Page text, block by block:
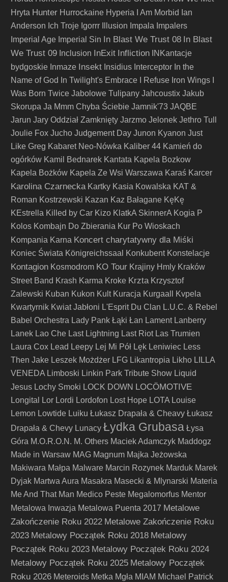
Hryta Hunter Hurrockaine Hyperia I Am Morbid Ian
Anderson Ich Troje Igorrr Illusion Impala Impalers
Imperial Age Imperial Sin In Blast We Trust 08 In Blast
We Trust 09 Inclusion InExit Infliction INKantacje
bydgoskie Inmaze Insekt Insidius Interceptor In the
Name of God
In Twilight's Embrace I Refuse Iron Wings
Was Born Twice Jabolowe Tulipany Jahcoustix Jakub
Skorupa Ja Mmm Chyba Ściebie Jamnik'73 JAQBE
Jarun Jary Oddział Zamknięty Jarzmo Jelonek Jethro Tull
Joulie Fox Jucho Judgement Day Junon Kyanon Just
Like Greg Kabaret Neo-Nówka Kaliber 44 Kamień do
ogórków Kamil Bednarek Kantata Kapela Bozkow
Kapela Bożków Kapela Ze Wsi Warszawa Karaś Karcer
Karolina Czarnecka Kartky Kasia Kowalska KAT &
Roman Kostrzewski Kazan Kaz Bałagane KęKę
KEstrella Killed by Car Kizo KlatkA SkinnerA Kogia P
Kolos Kombajn Do Zbierania Kur Po Wioskach
Kompania Karna Koncert charytatywny dla Miśki
Koniec Świata Königreichssaal Konkubent Konstelacje
Kontagion Kosmodrom KO Tour Krajiny Hmly Kraków
Street Band Krash Karma Kroke Krzta Krzysztof
Zalewski Kuban Kukon Kult Kuracja Kurgaall
Kvpela
Kwartyrnik Kwiat Jabłoni L'Esprit Du Clan L.U.C. & Rebel
Babel Orchestra Lady Pank Łąki Łan Lament Lanberry
Lanek Lao Che Last Lightning Last Riot Las Trumien
Laura Cox Lead Leepy Lej Mi Pół Lęk Leniwiec Less
Then Jake Leszek Możdżer LFG Likantropia Likho LILLA
VENEDA Limboski Linkin Park Tribute Show Liquid
Jesus Lochy Smoki LOCK DOWN LOCÖMOTIVE
Longital Lor Lordi Lordofon Lost Hope LOTA Louise
Lemon Lowtide Luiku Łukasz Drapała & Cheavy Łukasz
Drapała & Chevy Lunacy Łydka Grubasa Łysa
Góra M.O.R.O.N. M. Others Maciek Adamczyk Maddogz
Made in Warsaw MAG Magnum Majka Jeżowska
Makiwara Małpa Malware Marcin Rozynek Marduk Marek
Dyjak Martwa Aura Masakra Masecki & Mlynarski Materia
Me And That Man Medico Peste Megalomorfus Mentor
Metalowa Inwazja Metalowa Puenta 2017 Metalowe
Zakończenie Roku 2022 Metalowe Zakończenie Roku
2023 Metalowy Początek Roku 2018 Metalowy
Początek Roku 2023 Metalowy Początek Roku 2024
Metalowy Początek Roku 2025 Metalowy Początek
Roku 2026 Meteroids Metka Mgła MIAM Michael Patrick